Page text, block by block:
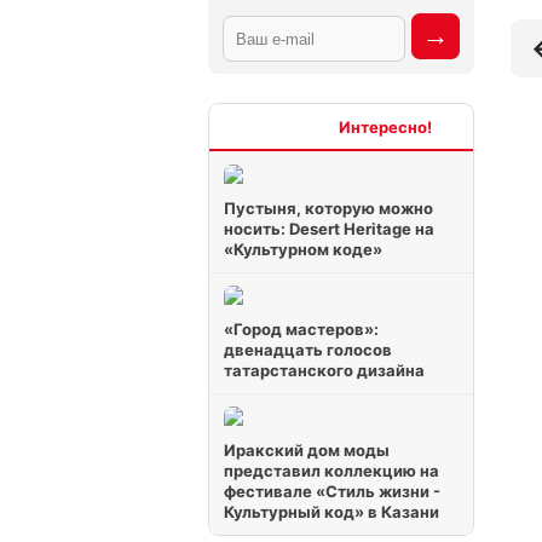
Пустыня, которую можно
носить: Desert Heritage на
«Культурном коде»
«Город мастеров»:
двенадцать голосов
татарстанского дизайна
Иракский дом моды
представил коллекцию на
фестивале «Стиль жизни -
Культурный код» в Казани